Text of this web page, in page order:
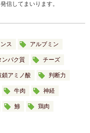
信してまいります。
ス アルブミン
ンパク質 チーズ
鎖アミノ酸 判断力
牛肉 神経
鯵 鶏肉